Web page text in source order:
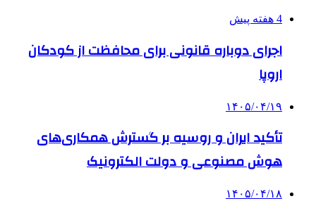
4 هفته پیش
اجرای دوباره قانونی برای محافظت از کودکان
اروپا
۱۴۰۵/۰۴/۱۹
تأکید ایران و روسیه بر گسترش همکاری‌های
هوش مصنوعی و دولت الکترونیک
۱۴۰۵/۰۴/۱۸